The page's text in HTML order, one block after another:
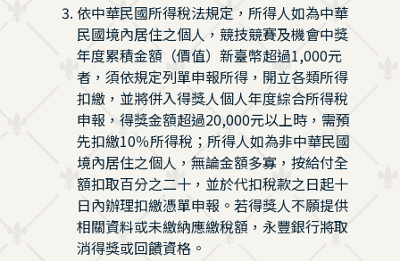
依中華民國所得稅法規定，所得人如為中華
民國境內居住之個人，競技競賽及機會中獎
年度累積金額（價值）新臺幣超過1,000元
者，須依規定列單申報所得，開立各類所得
扣繳，並將併入得獎人個人年度綜合所得稅
申報，得獎金額超過20,000元以上時，需預
先扣繳10％所得稅；所得人如為非中華民國
境內居住之個人，無論金額多寡，按給付全
額扣取百分之二十，並於代扣稅款之日起十
日內辦理扣繳憑單申報。若得獎人不願提供
相關資料或未繳納應繳稅額，永豐銀行將取
消得獎或回饋資格。